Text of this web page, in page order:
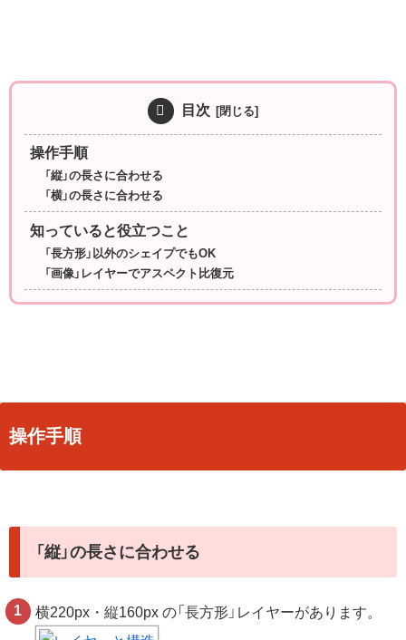
目次
操作手順
「縦」の長さに合わせる
「横」の長さに合わせる
知っていると役立つこと
「長方形」以外のシェイプでもOK
「画像」レイヤーでアスペクト比復元
操作手順
「縦」の長さに合わせる
横220px・縦160pxの「長方形」レイヤーがあります。